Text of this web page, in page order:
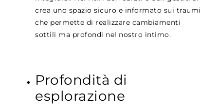
crea uno spazio sicuro e informato sui traumi
che permette di realizzare cambiamenti
sottili ma profondi nel nostro intimo.
Profondità di
esplorazione